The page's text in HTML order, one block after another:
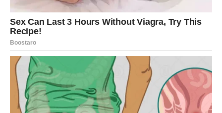
ŠKORPIJA
Škorpije očekuje prijatno iznenađenje koje dolazi onda
kada ga najmanje očekuju. Jedna vijest mogla bi vam
značajno popraviti raspoloženje.
Pred vama su pozitivni trenuci.